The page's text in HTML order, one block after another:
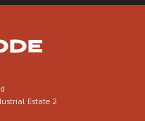
Estate 2